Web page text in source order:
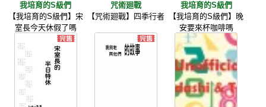
我培育的S級們
【我培育的S級們】宋
室長今天休假了嗎
咒術廻戰
【咒術廻戰】四季行者
我培育的S級們
【我培育的S級們】晚
安要來杯咖啡嗎